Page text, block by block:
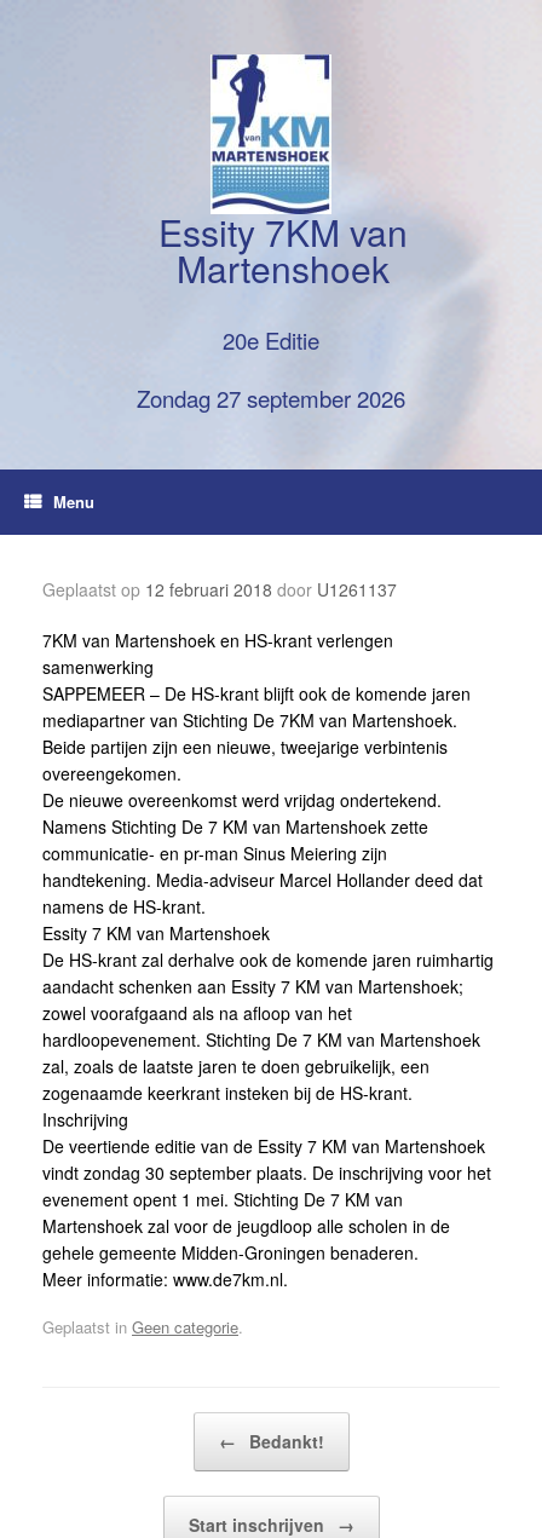
Essity 7KM van
Martenshoek
20e Editie
Zondag 27 september 2026
Menu
Geplaatst op 12 februari 2018 door U1261137
7KM van Martenshoek en HS-krant verlengen
samenwerking
SAPPEMEER – De HS-krant blijft ook de komende jaren
mediapartner van Stichting De 7KM van Martenshoek.
Beide partijen zijn een nieuwe, tweejarige verbintenis
overeengekomen.
De nieuwe overeenkomst werd vrijdag ondertekend.
Namens Stichting De 7 KM van Martenshoek zette
communicatie- en pr-man Sinus Meiering zijn
handtekening. Media-adviseur Marcel Hollander deed dat
namens de HS-krant.
Essity 7 KM van Martenshoek
De HS-krant zal derhalve ook de komende jaren ruimhartig
aandacht schenken aan Essity 7 KM van Martenshoek;
zowel voorafgaand als na afloop van het
hardloopevenement. Stichting De 7 KM van Martenshoek
zal, zoals de laatste jaren te doen gebruikelijk, een
zogenaamde keerkrant insteken bij de HS-krant.
Inschrijving
De veertiende editie van de Essity 7 KM van Martenshoek
vindt zondag 30 september plaats. De inschrijving voor het
evenement opent 1 mei. Stichting De 7 KM van
Martenshoek zal voor de jeugdloop alle scholen in de
gehele gemeente Midden-Groningen benaderen.
Meer informatie: www.de7km.nl.
Geplaatst in Geen categorie.
← Bedankt!
Start inschrijven →